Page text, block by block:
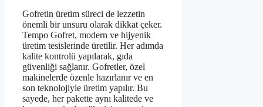
Gofretin üretim süreci de lezzetin
önemli bir unsuru olarak dikkat çeker.
Tempo Gofret, modern ve hijyenik
üretim tesislerinde üretilir. Her adımda
kalite kontrolü yapılarak, gıda
güvenliği sağlanır. Gofretler, özel
makinelerde özenle hazırlanır ve en
son teknolojiyle üretim yapılır. Bu
sayede, her pakette aynı kalitede ve